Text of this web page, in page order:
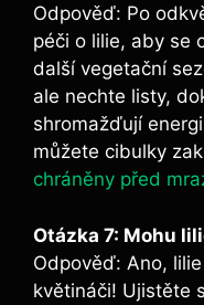
Odpověď: Po
péči o lilie, aby se
další vegetační
ale nechte listy,
shromažďují
můžete cibulky
chráněny před
Otázka 7: Mohu
Odpověď: Ano,
květináči! Ujistěte